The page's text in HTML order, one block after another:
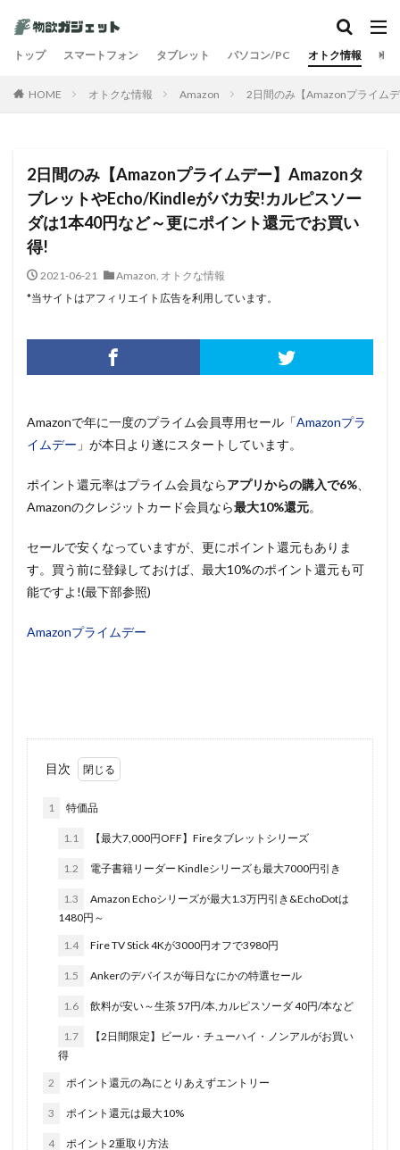
トップ スマートフォン タブレット パソコン/PC オトク情報 旅
HOME オトクな情報 Amazon 2日間のみ【Amazonプライム
2日間のみ【Amazonプライムデー】Amazonタ
ブレットやEcho/Kindleがバカ安!カルピスソー
ダは1本40円など～更にポイント還元でお買い
得!
2021-06-21 Amazon, オトクな情報
*当サイトはアフィリエイト広告を利用しています。
Amazonで年に一度のプライム会員専用セール「Amazonプラ
イムデー 」が本日より遂にスタートしています。
ポイント還元率はプライム会員ならアプリからの購入で6%
Amazonのクレジットカード会員なら最大10%還元。
セールで安くなっていますが、更にポイント還元もありま
す。買う前に登録しておけば、最大10%のポイント還元も可
能ですよ!(最下部参照)
Amazonプライムデー
目次
1 特価品
1.1 【最大7,000円OFF】Fireタブレットシリーズ
1.2 電子書籍リーダー Kindleシリーズも最大7000円引き
1.3
Amazon Echoシリーズが最大1.3万円引き&EchoDotは
1480円～
1.4 Fire TV Stick 4Kが3000円オフで3980円
1.5 Ankerのデバイスが毎日なにかの特選セール
1.6 飲料が安い～生茶 57円/本,カルピスソーダ 40円/本など
1.7
【2日間限定】ビール・チューハイ・ノンアルがお買い
得
2 ポイント還元の為にとりあえずエントリー
3 ポイント還元は最大10%
4 ポイント2重取り方法
カテゴリー
検索